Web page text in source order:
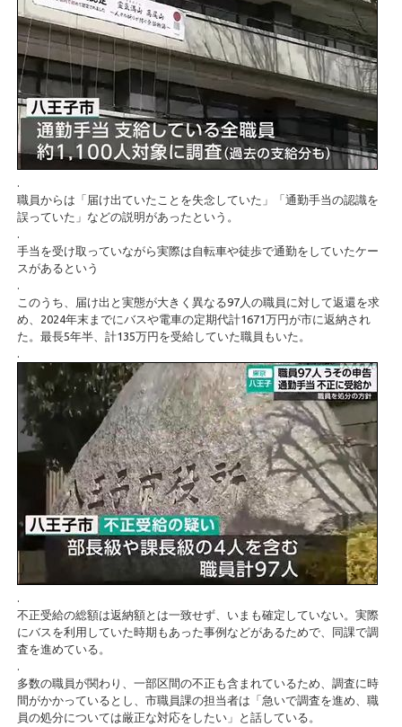
.
職員からは「届け出ていたことを失念していた」「通勤手当の認識を
誤っていた」などの説明があったという。
.
手当を受け取っていながら実際は自転車や徒歩で通勤をしていたケー
スがあるという
.
このうち、届け出と実態が大きく異なる97人の職員に対して返還を求
め、2024年末までにバスや電車の定期代計1671万円が市に返納され
た。最長5年半、計135万円を受給していた職員もいた。
.
.
不正受給の総額は返納額とは一致せず、いまも確定していない。実際
にバスを利用していた時期もあった事例などがあるためで、同課で調
査を進めている。
.
多数の職員が関わり、一部区間の不正も含まれているため、調査に時
間がかかっているとし、市職員課の担当者は「急いで調査を進め、職
員の処分については厳正な対応をしたい」と話している。